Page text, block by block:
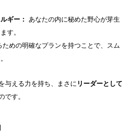
ギー： あなたの内に秘めた野心が芽生
す。
ための明確なプランを持つことで、スム
与える力を持ち、まさに リーダーとして
です。